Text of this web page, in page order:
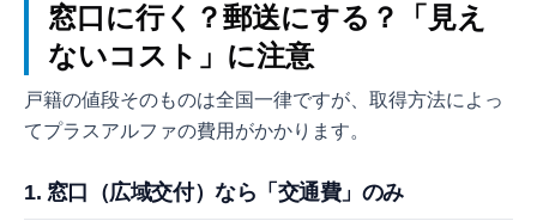
窓口に行く？郵送にする？「見え
ないコスト」に注意
戸籍の値段そのものは全国一律ですが、取得方法によっ
てプラスアルファの費用がかかります。
1. 窓口（広域交付）なら「交通費」のみ